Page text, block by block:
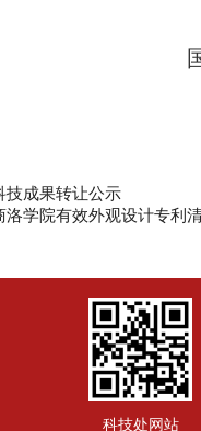
技成果转让公示
洛学院有效外观设计专利
科技处网站